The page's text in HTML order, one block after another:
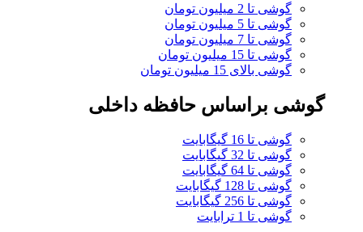
گوشی تا 2 میلیون تومان
گوشی تا 5 میلیون تومان
گوشی تا 7 میلیون تومان
گوشی تا 15 میلیون تومان
گوشی بالای 15 میلیون تومان
گوشی براساس حافظه داخلی
گوشی تا 16 گیگابایت
گوشی تا 32 گیگابایت
گوشی تا 64 گیگابایت
گوشی تا 128 گیگابایت
گوشی تا 256 گیگابایت
گوشی تا 1 ترابایت